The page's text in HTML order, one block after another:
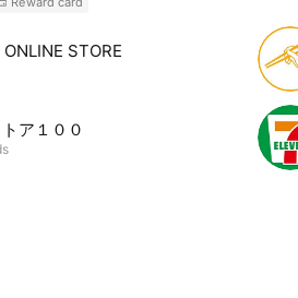
ONLINE STORE
ア１００